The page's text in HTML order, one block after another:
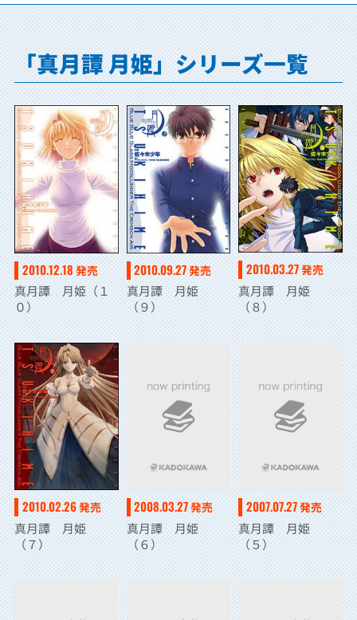
「真月譚 月姫」シリーズ一覧
2010.12.18 発売
真月譚 月姫（１
０）
2010.09.27発売
真月譚 月姫
（９）
2010.03.27発売
真月譚 月姫
（８）
2010.02.26発売
真月譚 月姫
（７）
2008.03.27発売
真月譚 月姫
（６）
2007.07.27発売
真月譚 月姫
（５）